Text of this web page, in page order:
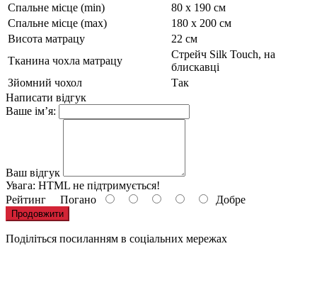
Спальне місце (min)
80 х 190 см
Спальне місце (max)
180 х 200 см
Висота матрацу
22 см
Тканина чохла матрацу
Стрейч Silk Touch, на
блискавці
Зйомний чохол
Так
Написати відгук
Ваше ім’я:
Ваш відгук
Увага: HTML не підтримується!
Рейтинг Погано Добре
Продовжити
Поділіться посиланням в соціальних мережах